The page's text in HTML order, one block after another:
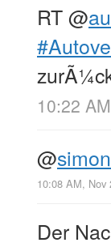
RT@
10:22
@
10:08 AM, Nov
Der